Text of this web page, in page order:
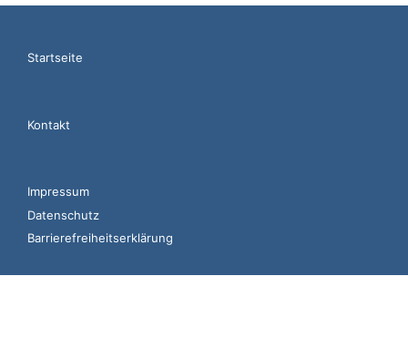
Startseite
Kontakt
Impressum
Datenschutz
Barrierefreiheitserklärung